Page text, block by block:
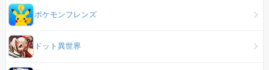
ポケモンフレンズ
ドット異世界